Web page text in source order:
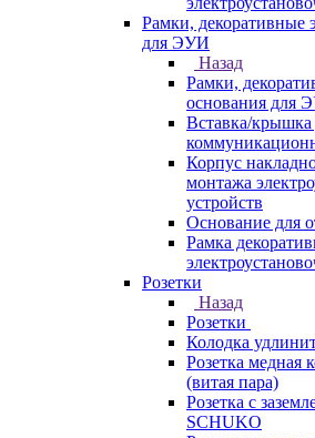
Рамки, декоративные
для ЭУИ
Назад
Рамки,
основания для
Вставка/крышка
Корпус
монтажа
устройств
Основание для
Рамка
Розетки
Назад
Розетки
Колодка
Розетка медная
(витая пара)
Розетка с
SCHUKO